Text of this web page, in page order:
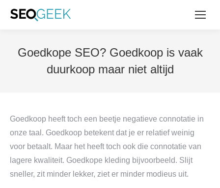
Goedkope SEO? Goedkoop is vaak
duurkoop maar niet altijd
Goedkoop heeft toch een beetje negatieve connotatie in
onze taal. Goedkoop betekent dat je er relatief weinig
voor betaalt. Maar het heeft toch ook die connotatie van
lagere kwaliteit. Goedkope kleding bijvoorbeeld. Slijt
sneller, zit minder lekker, ziet er minder modieus uit.